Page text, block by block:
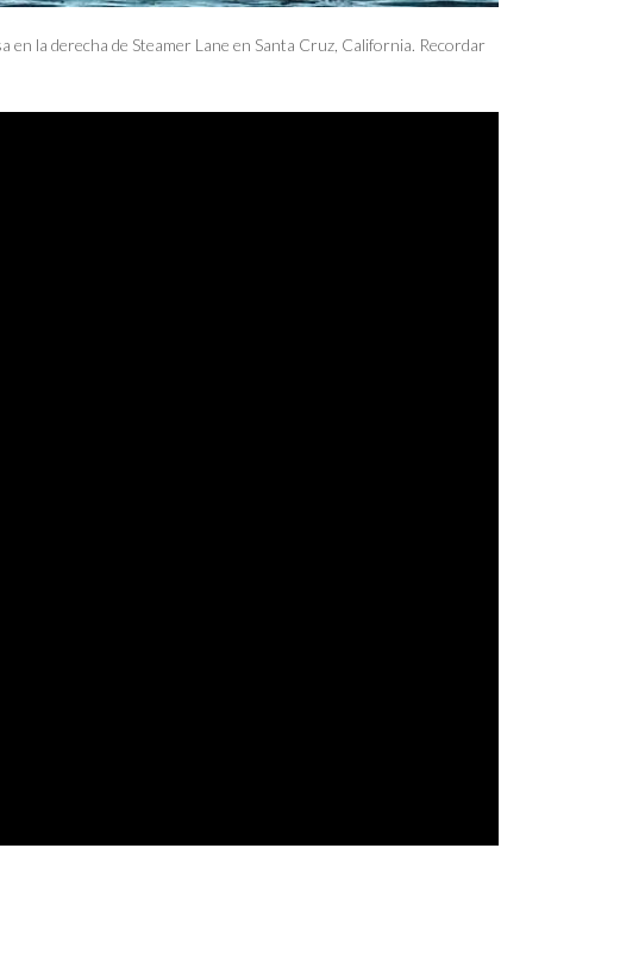
la derecha de Steamer Lane en Santa Cruz, California. Recordar